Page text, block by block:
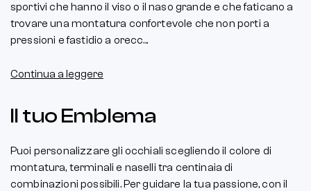
sportivi che hanno il viso o il naso grande e che faticano a
trovare una montatura confortevole che non porti a
pressioni e fastidio a orecc...
Continua a leggere
Il tuo Emblema
Puoi personalizzare gli occhiali scegliendo il colore di
montatura, terminali e naselli tra centinaia di
combinazioni possibili. Per guidare la tua passione, con il